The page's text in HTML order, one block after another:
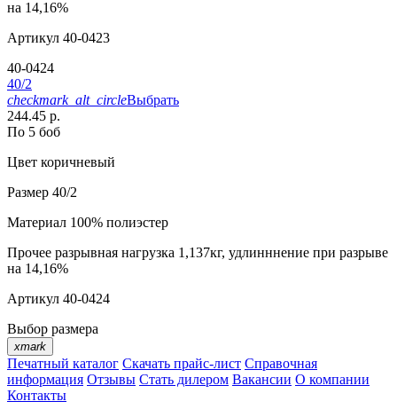
на 14,16%
Артикул 40-0423
40-0424
40/2
checkmark_alt_circleВыбрать
244.45 р.
По 5 боб
Цвет коричневый
Размер 40/2
Материал 100% полиэстер
Прочее разрывная нагрузка 1,137кг, удлинннение при разрыве
на 14,16%
Артикул 40-0424
Выбор размера
xmark
Печатный каталог Скачать прайс-лист Справочная
информация Отзывы Стать дилером Вакансии О компании
Контакты